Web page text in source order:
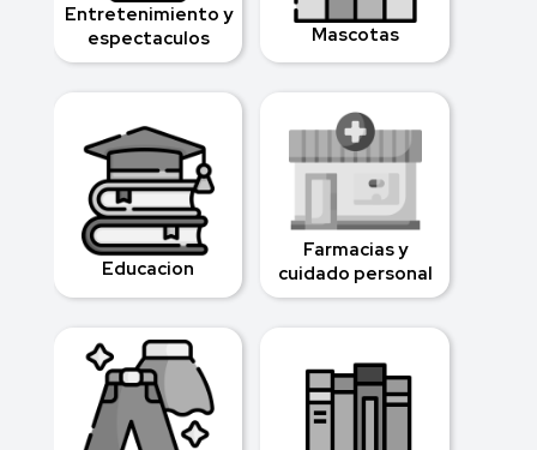
Entretenimiento y
espectaculos
Mascotas
Educacion
Farmacias y
cuidado personal